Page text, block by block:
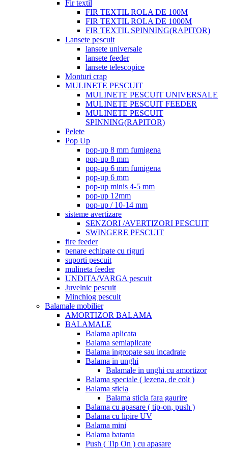
Fir textil
FIR TEXTIL ROLA DE 100M
FIR TEXTIL ROLA DE 1000M
FIR TEXTIL SPINNING(RAPITOR)
Lansete pescuit
lansete universale
lansete feeder
lansete telescopice
Monturi crap
MULINETE PESCUIT
MULINETE PESCUIT UNIVERSALE
MULINETE PESCUIT FEEDER
MULINETE PESCUIT
SPINNING(RAPITOR)
Pelete
Pop Up
pop-up 8 mm fumigena
pop-up 8 mm
pop-up 6 mm fumigena
pop-up 6 mm
pop-up minis 4-5 mm
pop-up 12mm
pop-up / 10-14 mm
sisteme avertizare
SENZORI /AVERTIZORI PESCUIT
SWINGERE PESCUIT
fire feeder
penare echipate cu riguri
suporti pescuit
mulineta feeder
UNDITA/VARGA pescuit
Juvelnic pescuit
Minchiog pescuit
Balamale mobilier
AMORTIZOR BALAMA
BALAMALE
Balama aplicata
Balama semiaplicate
Balama ingropate sau incadrate
Balama in unghi
Balamale in unghi cu amortizor
Balama speciale ( lezena, de colt )
Balama sticla
Balama sticla fara gaurire
Balama cu apasare ( tip-on, push )
Balama cu lipire UV
Balama mini
Balama batanta
Push ( Tip On ) cu apasare